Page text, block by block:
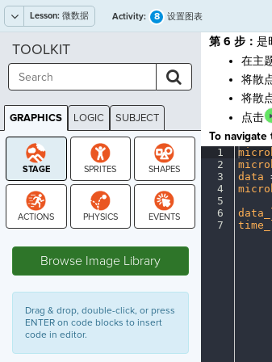
Lesson: 微数据 Activity: 8 设置图表
第 6 步： 是
在主
将散
将散
点击
To
1
2
3
4
5
6
7
data
TOOLKIT
GRAPHICS LOGIC SUBJECT
GRAPHICS
Browse Image Library
Drag & drop, double-click, or press
ENTER on code blocks to insert
code in editor.